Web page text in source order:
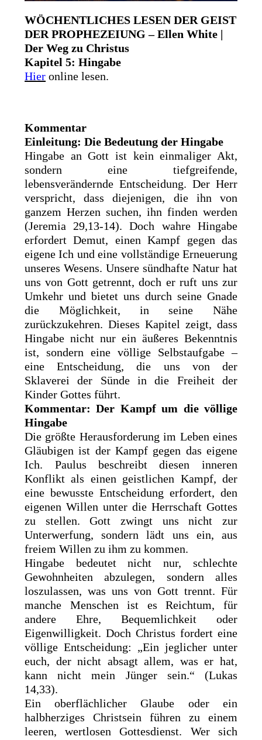
WÖCHENTLICHES LESEN DER GEIST
DER PROPHEZEIUNG – Ellen White |
Der Weg zu Christus
Kapitel 5: Hingabe
Hier online lesen.
Kommentar
Einleitung: Die Bedeutung der Hingabe
Hingabe an Gott ist kein einmaliger Akt,
sondern eine tiefgreifende,
lebensverändernde Entscheidung. Der Herr
verspricht, dass diejenigen, die ihn von
ganzem Herzen suchen, ihn finden werden
(Jeremia 29,13-14). Doch wahre Hingabe
erfordert Demut, einen Kampf gegen das
eigene Ich und eine vollständige Erneuerung
unseres Wesens. Unsere sündhafte Natur hat
uns von Gott getrennt, doch er ruft uns zur
Umkehr und bietet uns durch seine Gnade
die Möglichkeit, in seine Nähe
zurückzukehren. Dieses Kapitel zeigt, dass
Hingabe nicht nur ein äußeres Bekenntnis
ist, sondern eine völlige Selbstaufgabe –
eine Entscheidung, die uns von der
Sklaverei der Sünde in die Freiheit der
Kinder Gottes führt.
Kommentar: Der Kampf um die völlige
Hingabe
Die größte Herausforderung im Leben eines
Gläubigen ist der Kampf gegen das eigene
Ich. Paulus beschreibt diesen inneren
Konflikt als einen geistlichen Kampf, der
eine bewusste Entscheidung erfordert, den
eigenen Willen unter die Herrschaft Gottes
zu stellen. Gott zwingt uns nicht zur
Unterwerfung, sondern lädt uns ein, aus
freiem Willen zu ihm zu kommen.
Hingabe bedeutet nicht nur, schlechte
Gewohnheiten abzulegen, sondern alles
loszulassen, was uns von Gott trennt. Für
manche Menschen ist es Reichtum, für
andere Ehre, Bequemlichkeit oder
Eigenwilligkeit. Doch Christus fordert eine
völlige Entscheidung: „Ein jeglicher unter
euch, der nicht absagt allem, was er hat,
kann nicht mein Jünger sein.“ (Lukas
14,33).
Ein oberflächlicher Glaube oder ein
halbherziges Christsein führen zu einem
leeren, wertlosen Gottesdienst. Wer sich